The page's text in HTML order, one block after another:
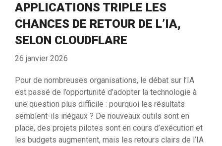
APPLICATIONS TRIPLE LES
CHANCES DE RETOUR DE L’IA,
SELON CLOUDFLARE
26 janvier 2026
Pour de nombreuses organisations, le débat sur l’IA
est passé de l’opportunité d’adopter la technologie à
une question plus difficile : pourquoi les résultats
semblent-ils inégaux ? De nouveaux outils sont en
place, des projets pilotes sont en cours d’exécution et
les budgets augmentent, mais les retours clairs de l’IA